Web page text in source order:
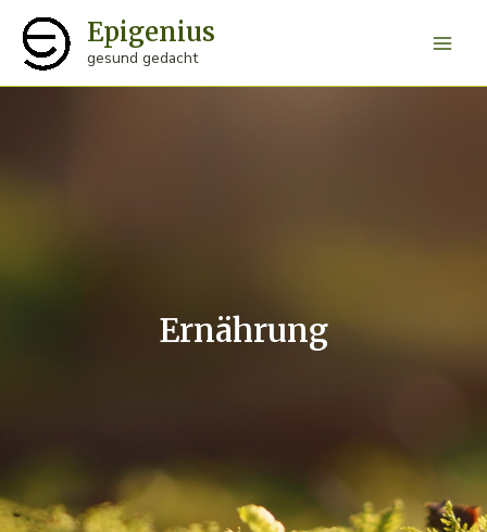
Inhalt
springen
Epigenius
gesund gedacht
Ernährung